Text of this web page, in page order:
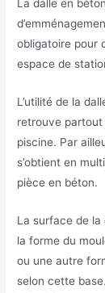
La dalle en
obligatoire pour
espace de
L’utilité de la
retrouve partout
piscine. Par
s’obtient en
pièce en béton.
La surface de
la forme du
ou une autre
selon cette